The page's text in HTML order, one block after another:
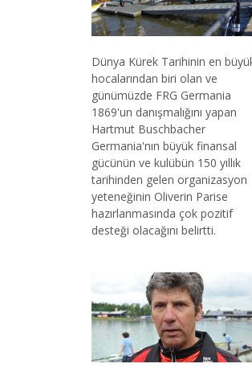
Dünya Kürek Tarihinin en
hocalarından biri olan ve
günümüzde FRG Germania
1869'un danışmalığını yapan
Hartmut Buschbacher
Germania'nın büyük finansal
gücünün ve kulübün 150 yıllık
tarihinden gelen organizasyon
yeteneğinin Oliverin Parise
hazırlanmasında çok pozitif
desteği olacağını belirtti.